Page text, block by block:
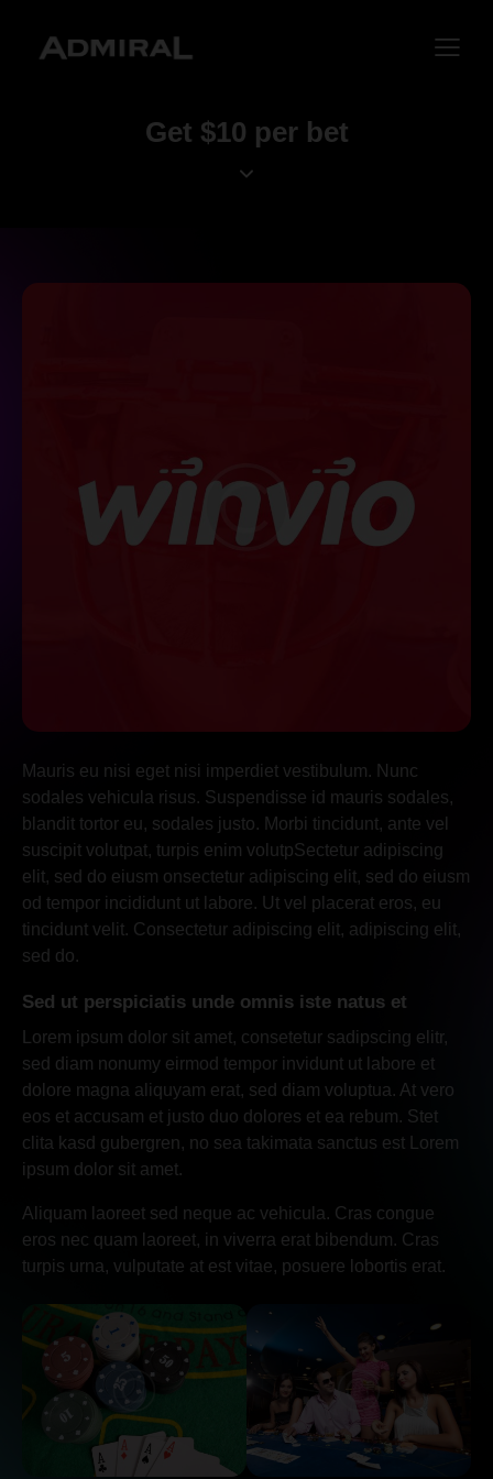
Get $10 per bet
Mauris eu nisi eget nisi imperdiet vestibulum. Nunc
sodales vehicula risus. Suspendisse id mauris sodales,
blandit tortor eu, sodales justo. Morbi tincidunt, ante vel
suscipit volutpat, turpis enim volutpSectetur adipiscing
elit, sed do eiusm onsectetur adipiscing elit, sed do eiusm
od tempor incididunt ut labore. Ut vel placerat eros, eu
tincidunt velit. Consectetur adipiscing elit, adipiscing elit,
sed do.
Sed ut perspiciatis unde omnis iste natus et
Lorem ipsum dolor sit amet, consetetur sadipscing elitr,
sed diam nonumy eirmod tempor invidunt ut labore et
dolore magna aliquyam erat, sed diam voluptua. At vero
eos et accusam et justo duo dolores et ea rebum. Stet
clita kasd gubergren, no sea takimata sanctus est Lorem
ipsum dolor sit amet.
Aliquam laoreet sed neque ac vehicula. Cras congue
eros nec quam laoreet, in viverra erat bibendum. Cras
turpis urna, vulputate at est vitae, posuere lobortis erat.